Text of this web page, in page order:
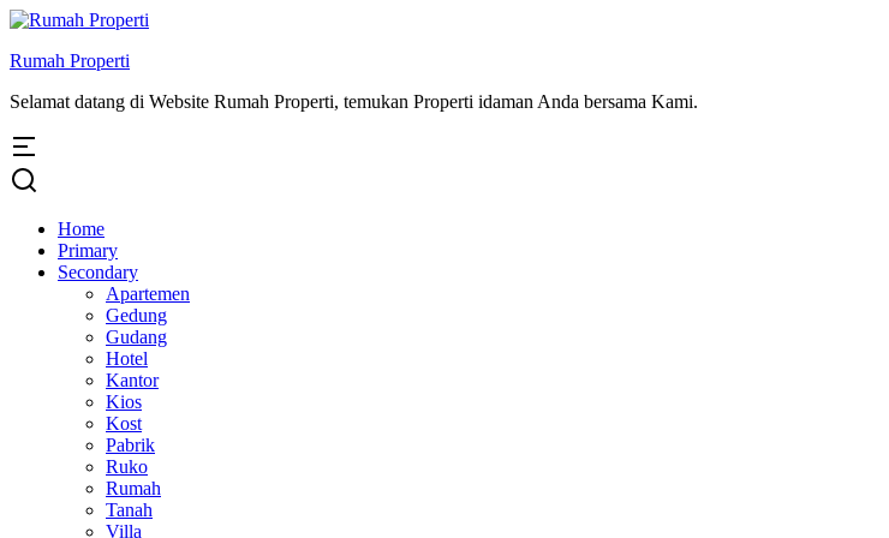
Rumah Properti
Selamat datang di Website Rumah Properti, temukan Properti idaman Anda bersama Kami.
Home
Primary
Secondary
Apartemen
Gedung
Gudang
Hotel
Kantor
Kios
Kost
Pabrik
Ruko
Rumah
Tanah
Villa